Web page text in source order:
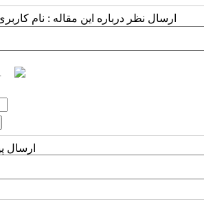
ارسال نظر درباره این مقاله : نام
ارسال